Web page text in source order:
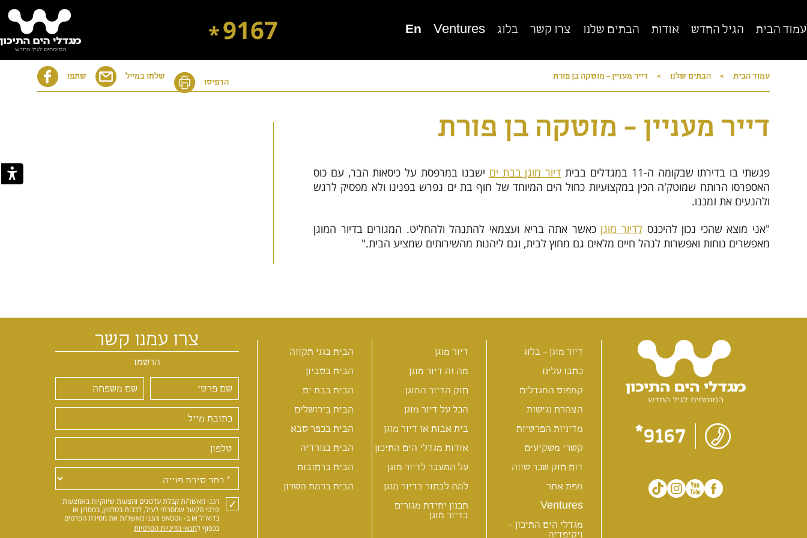
*9167 עמוד הבית הגיל החדש אודות הבתים שלנו צרו קשר בלוג Ventures
En
רשת מגדלי הים התיכון
הרשת הגדולה, הותיקה והמובילה בישראל לדיור
עמוד הבית > הבתים שלנו > דייר מעניין - מוטקה בן פורת שתפו שלחו במייל
הדפיסו
דייר מעניין - מוטקה בן פורת
פגשתי בו בדירתו שבקומה ה-11 במגדלים בבית דיור מוגן בבת ים ישבנו במרפסת על כיסאות הבר, עם כוס
האספרסו הרותח שמוטק'ה הכין במקצועיות כחול הים המיוחד של חוף בת ים נפרש בפנינו ולא מפסיק לרגש
ולהנעים את זמננו.
"אני מוצא שהכי נכון להיכנס לדיור מוגןכאשר אתה בריא ועצמאי להתנהל ולהחליט. המגורים בדיור המוגן
מאפשרים נוחות ואפשרות לנהל חיים מלאים גם מחוץ לבית, וגם ליהנות מהשירותים שמציע הבית."
9167*
דיור מוגן - בלוג
כתבו עלינו
קמפוס המגדלים
הצהרת נגישות
מדיניות הפרטיות
קשרי משקיעים
דוח חוק שכר שווה
מפת אתר
Ventures
מגדלי הים התיכון -
ויקיפדיה
דיור מוגן
מה זה דיור מוגן
חוק הדיור המוגן
הכל על דיור מוגן
בית אבות או דיור מוגן
אודות מגדלי הים התיכון
על המעבר לדיור מוגן
למה לבחור בדיור מוגן
תכנון יחידת מגורים
בדיור מוגן
הבית בגני תקווה
הבית בסביון
הבית בבת ים
הבית בירושלים
הבית בכפר סבא
הבית בנורדיה
הבית ברחובות
הבית ברמת השרון
צרו עמנו קשר
הרשמו
הנני מאשר/ת קבלת עדכונים והצעות שיווקיות באמצעות
פרטי הקשר שמסרתי לעיל, לרבות בטלפון, במסרון או
בדוא"ל או ב- ווטסאפ והנני מאשר/ת את מסירת הפרטים
בכפוף לתנאי מדיניות הפרטיות